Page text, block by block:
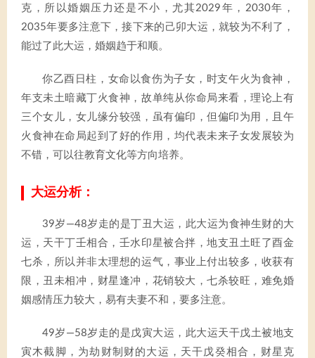
克，所以婚姻压力还是不小，尤其2029年，2030年，
2035年要多注意下，接下来的己卯大运，就较为不利了，
能过了此大运，婚姻趋于和顺。
你乙酉日柱，女命以食伤为子女，时支午火为食神，
年支未土暗藏丁火食神，故单纯从你命局来看，理论上有
三个女儿，女儿缘分较强，虽有偏印，但偏印为用，且午
火食神在命局起到了好的作用，均代表未来子女发展较为
不错，可以往教育文化等方向培养。
大运分析：
39岁—48岁走的是丁丑大运，此大运为食神生财的大
运，天干丁壬相合，壬水印星被合拌，地支丑土旺了酉金
七杀，所以并非太理想的运气，事业上付出较多，收获有
限，丑未相冲，财星逢冲，花销较大，七杀较旺，难免婚
姻感情压力较大，易有夫妻不和，要多注意。
49岁—58岁走的是戊寅大运，此大运天干戊土被地支
寅木截脚，为劫财制财的大运，天干戊癸相合，财星克